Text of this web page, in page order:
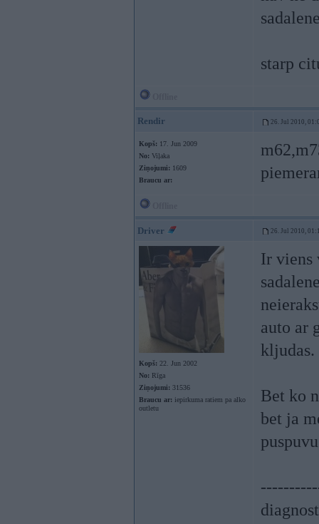
starp
Rendir 26. Jul 2010,
Kopš: 17. Jun 2009
No: Viļaka
Ziņojumi: 1609
Braucu ar:
Driver 26. Jul 2010,
Kopš: 22. Jun 2002
No: Rīga
Ziņojumi: 31536
Braucu ar: iepirkuma ratiem pa alko
outletu
Ir viens
auto ar
kljudas.
Bet ko
bet ja